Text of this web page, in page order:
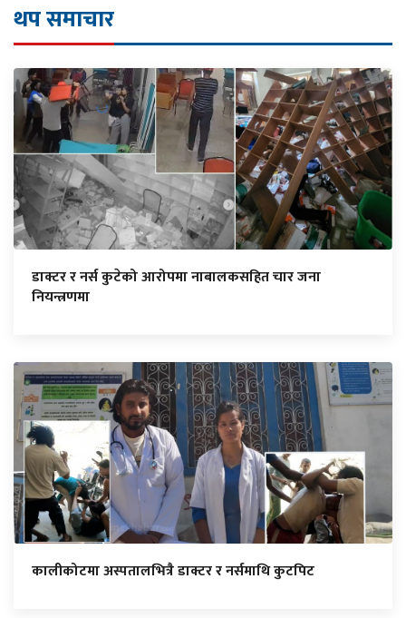
थप समाचार
डाक्टर र नर्स कुटेको आरोपमा नाबालकसहित चार जना
नियन्त्रणमा
कालीकोटमा अस्पतालभित्रै डाक्टर र नर्समाथि कुटपिट